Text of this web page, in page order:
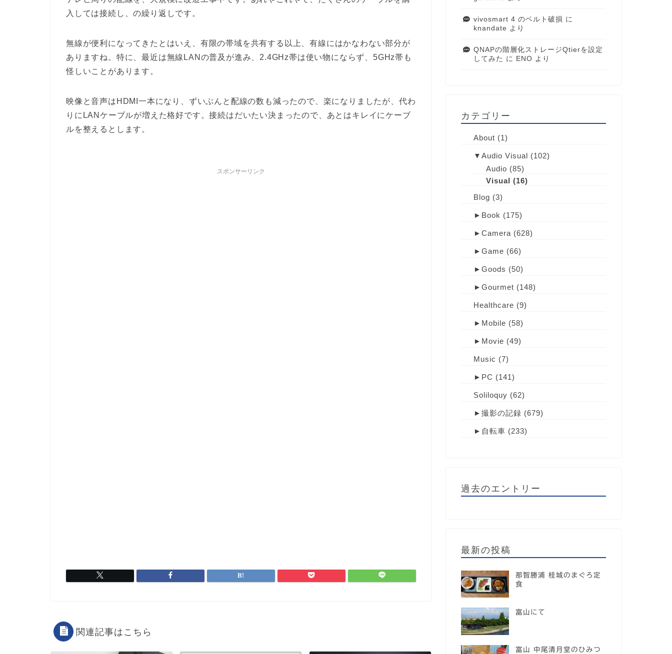
入しては接続し、の繰り返しです。
無線が便利になってきたとはいえ、有限の帯域を共有する以上、有線にはかなわない部分が
ありますね。特に、最近は無線LANの普及が進み、2.4GHz帯は使い物にならず、5GHz帯も
怪しいことがあります。
映像と音声はHDMI一本になり、ずいぶんと配線の数も減ったので、楽になりましたが、代わ
りにLANケーブルが増えた格好です。接続はだいたい決まったので、あとはキレイにケーブ
ルを整えるとします。
スポンサーリンク
関連記事はこちら
vivosmart 4 のベルト破損 に
knandate より
QNAPの階層化ストレージQtierを設定
してみた に ENO より
カテゴリー
About (1)
▼ Audio Visual (102)
Audio (85)
Visual (16)
Blog (3)
► Book (175)
► Camera (628)
► Game (66)
► Goods (50)
► Gourmet (148)
Healthcare (9)
► Mobile (58)
► Movie (49)
Music (7)
► PC (141)
Soliloquy (62)
► 撮影の記録 (679)
► 自転車 (233)
過去のエントリー
最新の投稿
那智勝浦 桂城のまぐろ定
食
富山にて
富山 中尾清月堂のひみつ